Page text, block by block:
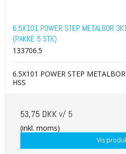
6.5X101 POWER STEP METALBOR
(PAKKE 5 STK)
133706.5
6.5X101 POWER STEP
HSS
53,75 DKK v/ 5
(inkl. moms)
Vis